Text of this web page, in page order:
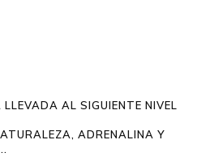
AL SIGUIENTE NIVEL
ADRENALINA Y